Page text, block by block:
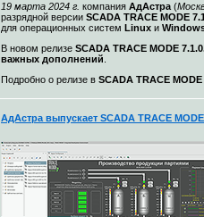
19 марта 2024 г. компания АдАстра (
разрядной версии SCADA TRACE MODE
для операционных систем Linux и
В новом релизе SCADA TRACE MODE
важных дополнений
Подробно о релизе в SCADA TRACE MODE
АдАстра выпускает SCADA TRACE